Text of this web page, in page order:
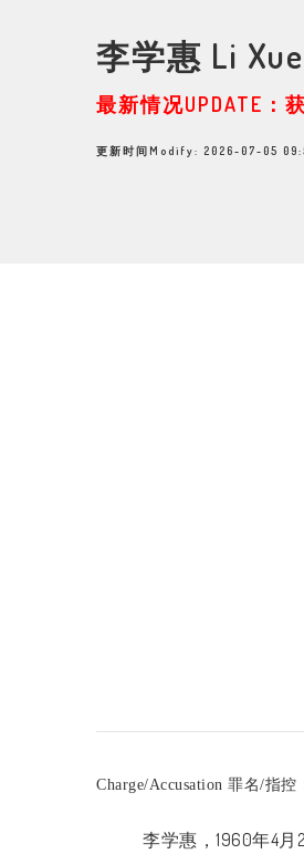
李学惠 Li
最新情况UPDATE：
更新时间Modify: 2026-07-05
Charge/Accusation 罪名/指控
李学惠，1960年4